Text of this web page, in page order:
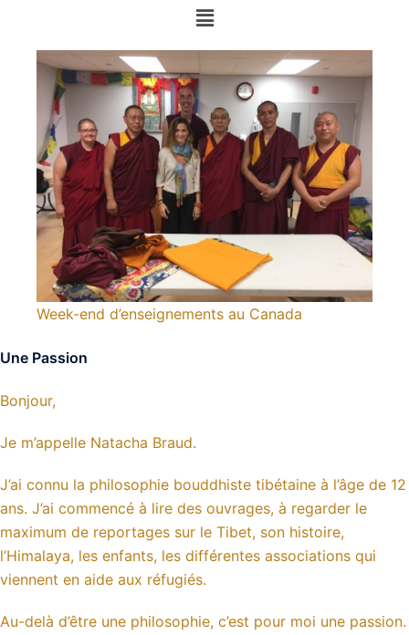
Week-end d’enseignements au Canada
Une Passion
Bonjour,
Je m’appelle Natacha Braud.
J’ai connu la philosophie bouddhiste tibétaine à l’âge de 12
ans. J’ai commencé à lire des ouvrages, à regarder le
maximum de reportages sur le Tibet, son histoire,
l’Himalaya, les enfants, les différentes associations qui
viennent en aide aux réfugiés.
Au-delà d’être une philosophie, c’est pour moi une passion.